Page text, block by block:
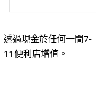
透過現金於任何一間7-
11便利店增值。